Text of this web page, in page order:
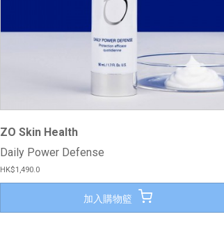
ZO Skin Health
Daily Power Defense
HK$1,490.0
加入購物籃